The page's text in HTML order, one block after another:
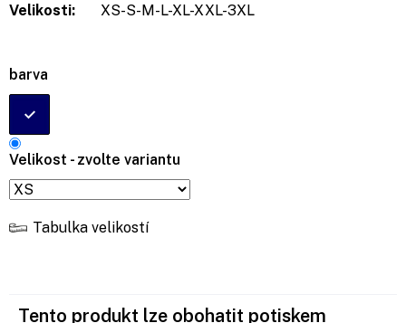
barva
Velikost - zvolte variantu
Tabulka velikostí
Velikosti:
XS-S-M-L-XL-XXL-3XL
Tento produkt lze obohatit potiskem